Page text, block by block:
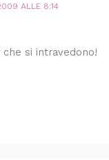
ALLE 8:14
si intravedono!